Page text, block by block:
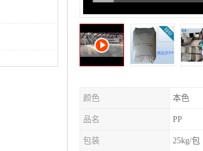
颜色 本色
品名 PP
包装 25kg/包